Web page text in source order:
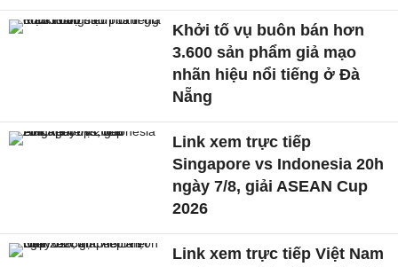
Khởi tố vụ buôn bán hơn
3.600 sản phẩm giả mạo
nhãn hiệu nổi tiếng ở Đà
Nẵng
Link xem trực tiếp
Singapore vs Indonesia 20h
ngày 7/8, giải ASEAN Cup
2026
Link xem trực tiếp Việt Nam